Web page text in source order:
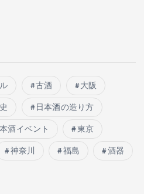
古酒 大阪
日本酒の造り方
酒イベント 東京
神奈川 福島 酒器